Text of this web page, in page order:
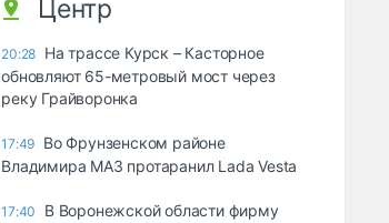
Центр
20:28 На трассе Курск – Касторное
обновляют 65-метровый мост через
реку Грайворонка
17:49 Во Фрунзенском районе
Владимира МАЗ протаранил Lada Vesta
17:40
В Воронежской области фирму